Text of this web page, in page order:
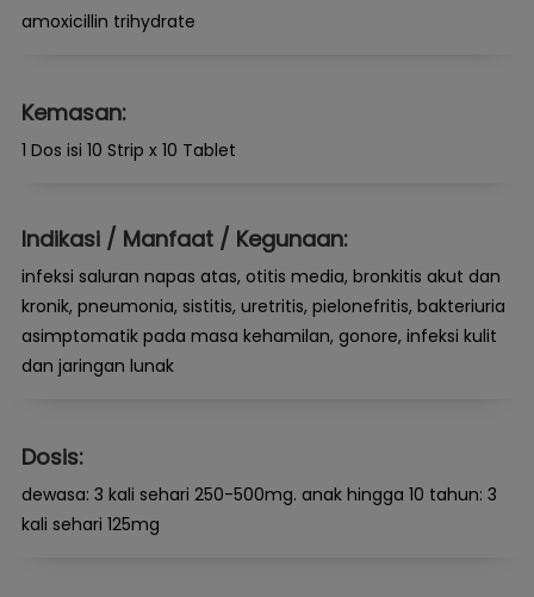
amoxicillin trihydrate
Kemasan:
1 Dos isi 10 Strip x 10 Tablet
Indikasi / Manfaat / Kegunaan:
infeksi saluran napas atas, otitis media, bronkitis akut dan
kronik, pneumonia, sistitis, uretritis, pielonefritis, bakteriuria
asimptomatik pada masa kehamilan, gonore, infeksi kulit
dan jaringan lunak
Dosis:
dewasa: 3 kali sehari 250-500mg. anak hingga 10 tahun: 3
kali sehari 125mg